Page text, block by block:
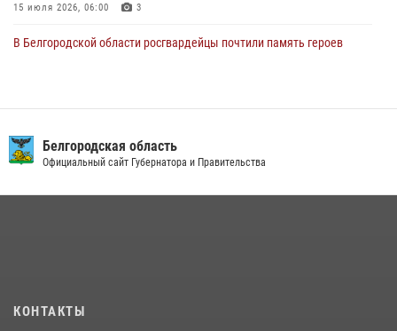
15 июля 2026, 06:00 3
В Белгородской области росгвардейцы почтили память героев
беседу по профилактике аварийности
09 июля 2026, 10:07
Белгородская область
Официальный сайт Губернатора и Правительства
КОНТАКТЫ